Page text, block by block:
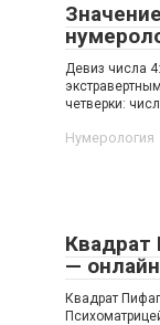
Девиз числа
четверки:
Нумерология
Квадрат
—
Квадрат